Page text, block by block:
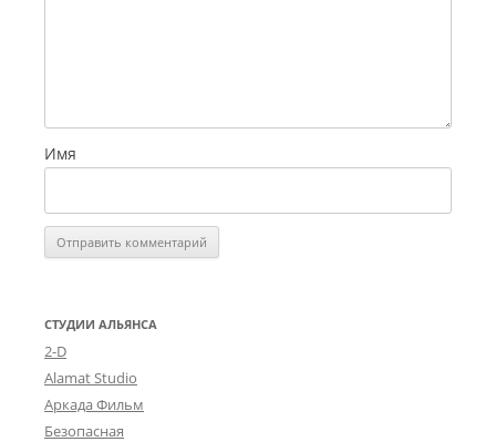
Имя
СТУДИИ АЛЬЯНСА
2-D
Alamat Studio
Аркада Фильм
Безопасная